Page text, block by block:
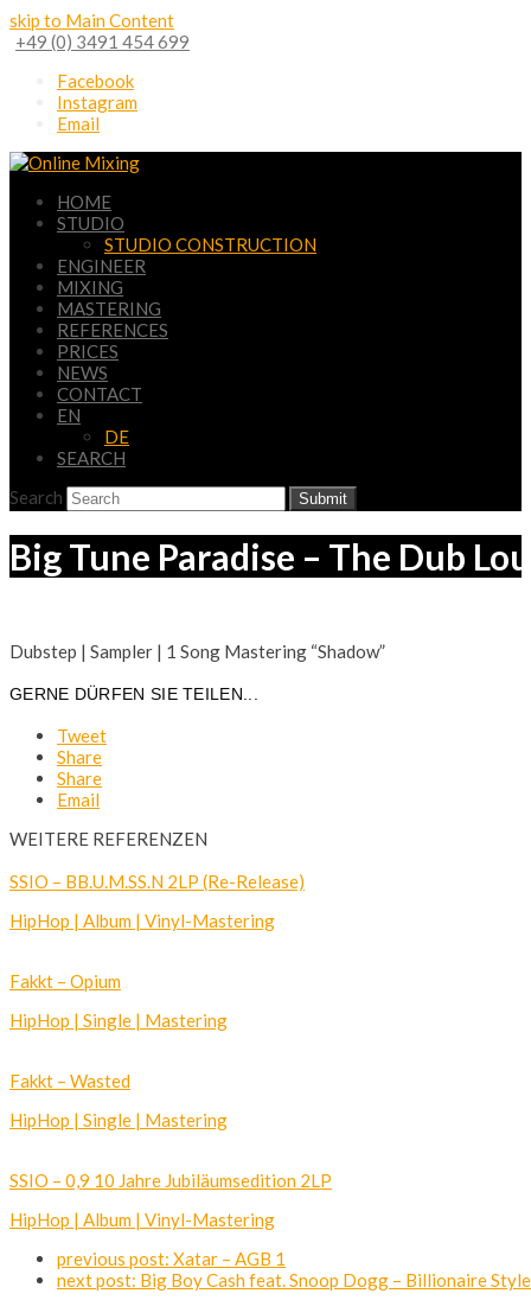
skip to Main Content
+49 (0) 3491 454 699
Facebook
Instagram
Email
HOME
STUDIO
STUDIO CONSTRUCTION
ENGINEER
MIXING
MASTERING
REFERENCES
PRICES
NEWS
CONTACT
EN
DE
SEARCH
Search
Submit
Big Tune Paradise – The Dub
Dubstep | Sampler | 1 Song Mastering “Shadow”
GERNE DÜRFEN SIE TEILEN...
Tweet
Share
Share
Email
WEITERE REFERENZEN
SSIO – BB.U.M.SS.N 2LP (Re-Release)
HipHop | Album | Vinyl-Mastering
Fakkt – Opium
HipHop | Single | Mastering
Fakkt – Wasted
HipHop | Single | Mastering
SSIO – 0,9 10 Jahre Jubiläumsedition 2LP
HipHop | Album | Vinyl-Mastering
previous post: Xatar – AGB 1
next post: Big Boy Cash feat. Snoop Dogg – Billionaire Style